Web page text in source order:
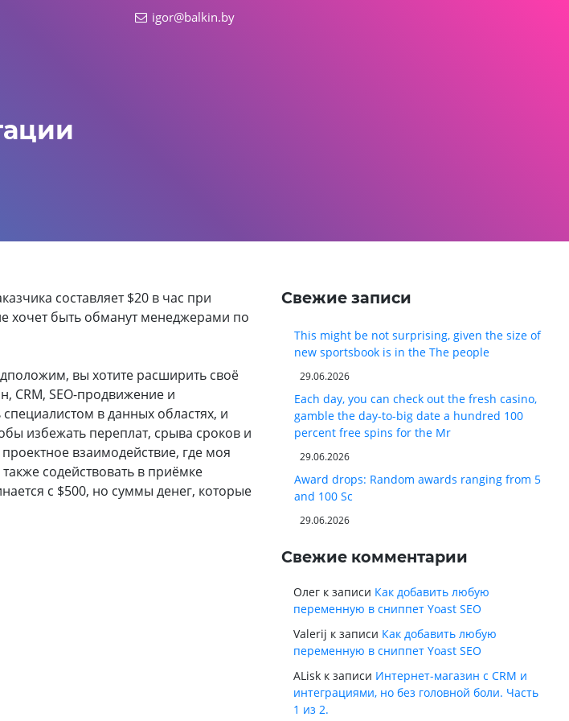
igor@balkin.by
составляет $20 в час при
хочет быть обманут менеджерами по
вы хотите расширить своё
CRM, SEO-продвижение и
в данных областях, и
избежать переплат, срыва сроков и
взаимодействие, где моя
содействовать в приёмке
с $500, но суммы денег, которые
Свежие записи
This might be not surprising, given the size of
new sportsbook is in the The people
29.06.2026
Each day, you can check out the fresh casino,
gamble the day-to-big date a hundred 100
percent free spins for the Mr
29.06.2026
Award drops: Random awards ranging from 5
and 100 Sc
29.06.2026
Свежие комментарии
Олегк записи Как добавить любую
переменную в сниппет Yoast SEO
Valerij к записи Как добавить любую
переменную в сниппет Yoast SEO
ALiskк записи Интернет-магазин с CRM и
интеграциями, но без головной боли. Часть
1 из 2.